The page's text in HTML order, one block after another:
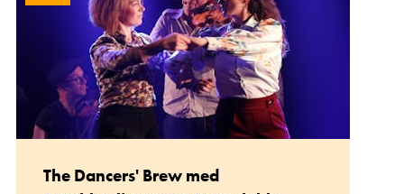
The Dancers' Brew med